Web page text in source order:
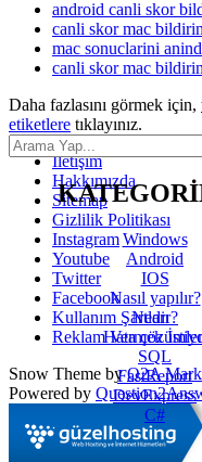
android canli skor
canli skor mac
mac sonuclarini
canli skor mac
Daha fazlasını görmek için,
etiketlere tıklayınız.
Windows
Android
IOS
Nasıl yapılır?
Nedir?
Hata
SQL
FastReport
DevExpress
C#
İletişim
Hakkımızda
Sitemap
Gizlilik Politikası
Instagram
Youtube
Twitter
Facebook
Kullanım Şartları
Reklam Vermek
Snow Theme byQ2A
Powered by